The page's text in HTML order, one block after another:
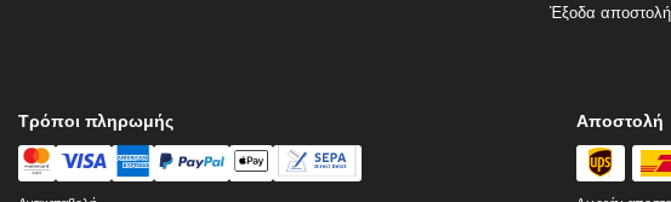
Έξοδα
Τρόποι πληρωμής Αποστολή